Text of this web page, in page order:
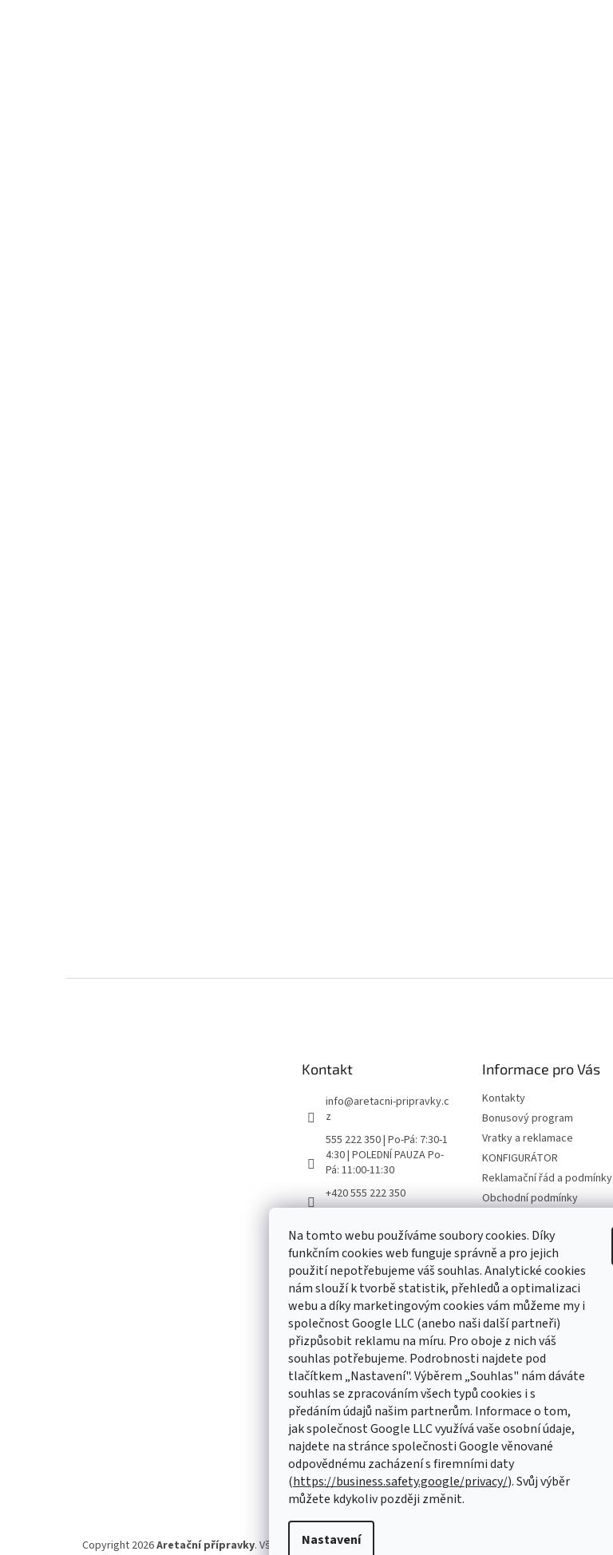
Na tomto webu používáme soubory cookies. Díky
funkčním cookies web funguje správně a pro jejich
použití nepotřebujeme váš souhlas. Analytické cookies
nám slouží k tvorbě statistik, přehledů a optimalizaci
webu a díky marketingovým cookies vám můžeme my i
společnost Google LLC (anebo naši další partneři)
přizpůsobit reklamu na míru. Pro oboje z nich váš
souhlas potřebujeme. Podrobnosti najdete pod
tlačítkem „Nastavení". Výběrem „Souhlas" nám dáváte
souhlas se zpracováním všech typů cookies i s
předáním údajů našim partnerům. Informace o tom,
jak společnost Google LLC využívá vaše osobní údaje,
najdete na stránce společnosti Google věnované
odpovědnému zacházení s firemními daty
(https://business.safety.google/privacy/). Svůj výběr
můžete kdykoliv později změnit.
Nastavení
Kontakt
info@aretacni-pripravky.c
z
555 222 350 | Po-Pá: 7:30-1
4:30 | POLEDNÍ PAUZA Po-
Pá: 11:00-11:30
+420 555 222 350
aretacni_pripravky
Informace pro Vás
Kontakty
Bonusový program
Vratky a reklamace
KONFIGURÁTOR
Reklamační řád a podmínky
Obchodní podmínky
údajů
Hodnocení obchodu
Odebírat newsletter
Vložte svůj e-mail a my vám budeme zasílat informace o nových
produktech na našem e-shopu.
E-mail
Vložením e-mailu souhlasíte spodmínkami ochrany osobních
údajů
PŘIHLÁSIT SE
Copyright 2026Aretační přípravky. Všechna práva vyhrazena.